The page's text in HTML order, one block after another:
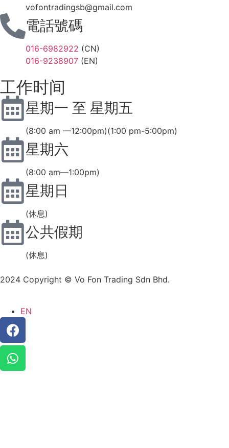
vofontradingsb@gmail.com
電話號碼
016-6982922 (CN)
016-9238907 (EN)
工作时间
星期一 至 星期五
(8:00 am —12:00pm)(1:00 pm-5:00pm)
星期六
(8:00 am—1:00pm)
星期日
(休息)
公共假期
(休息)
2024 Copyright © Vo Fon Trading Sdn Bhd.
EN